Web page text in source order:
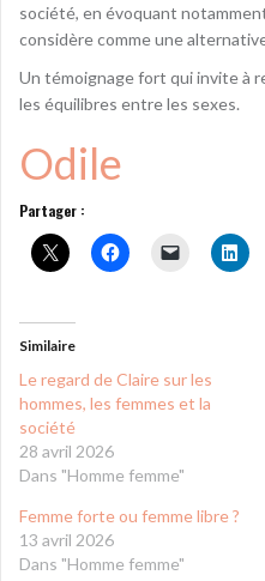
société, en évoquant
considère comme une
Un témoignage fort qui invite à
les équilibres entre les sexes.
Odile
Partager :
Similaire
Le regard de Claire sur les
hommes, les femmes et la
société
28 avril 2026
Dans "Homme femme"
Femme forte ou femme libre ?
13 avril 2026
Dans "Homme femme"